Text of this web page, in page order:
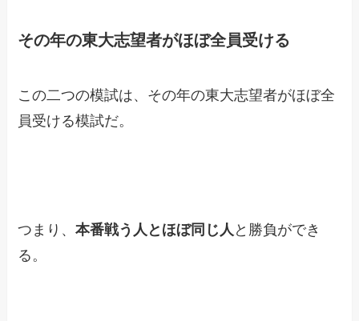
その年の東大志望者がほぼ全員受ける
この二つの模試は、その年の東大志望者がほぼ全
員受ける模試だ。
つまり、本番戦う人とほぼ同じ人 と勝負ができ
る。